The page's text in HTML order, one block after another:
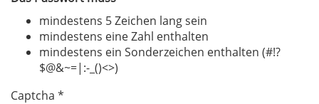
mindestens 5 Zeichen lang sein
mindestens eine Zahl enthalten
mindestens ein Sonderzeichen enthalten (#!?
$@&~=|:-_()<>)
Captcha *